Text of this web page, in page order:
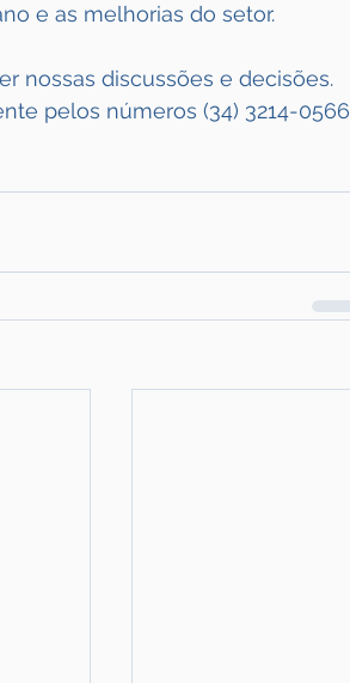
e as melhorias do setor.
nossas discussões e decisões.
pelos números (34) 3214-0566